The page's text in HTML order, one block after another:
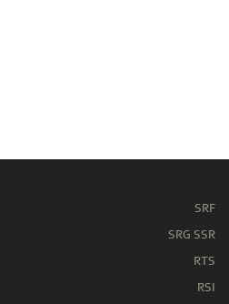
SRF
SRG SSR
RTS
RSI